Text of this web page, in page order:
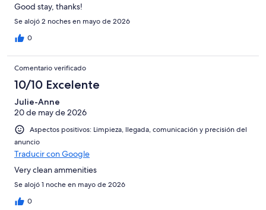
Good stay, thanks!
Se alojó 2 noches en mayo de 2026
0
Comentario verificado
10/10 Excelente
Julie-Anne
20 de may de 2026
Aspectos positivos: Limpieza, llegada, comunicación y precisión del
anuncio
Traducir con Google
Very clean ammenities
Se alojó 1 noche en mayo de 2026
0